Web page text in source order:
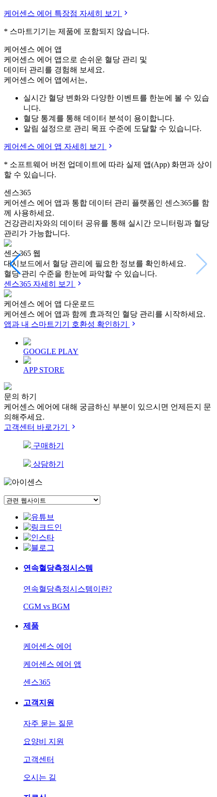
케어센스 에어 특장점 자세히 보기
* 스마트기기는 제품에 포함되지 않습니다.
케어센스 에어 앱
케어센스 에어 앱으로 손쉬운 혈당 관리 및
데이터 관리를 경험해 보세요.
케어센스 에어 앱에서는,
실시간 혈당 변화와 다양한 이벤트를 한눈에 볼 수 있습
니다.
혈당 통계를 통해 데이터 분석이 용이합니다.
알림 설정으로 관리 목표 수준에 도달할 수 있습니다.
케어센스 에어 앱 자세히 보기
* 소프트웨어 버전 업데이트에 따라 실제 앱(App) 화면과 상이
할 수 있습니다.
센스365
케어센스 에어 앱과 통합 데이터 관리 플랫폼인 센스365를 함
께 사용하세요.
건강관리자와의 데이터 공유를 통해 실시간 모니터링과 혈당
관리가 가능합니다.
센스365 웹
대시보드에서 혈당 관리에 필요한 정보를 확인하세요.
혈당 관리 수준을 한눈에 파악할 수 있습니다.
센스365 자세히 보기
케어센스 에어 앱 다운로드
케어센스 에어 앱과 함께 효과적인 혈당 관리를 시작하세요.
앱과 내 스마트기기 호환성 확인하기
GOOGLE PLAY
APP STORE
문의 하기
케어센스 에어에 대해 궁금하신 부분이 있으시면 언제든지 문
의해주세요.
고객센터 바로가기
구매하기
상담하기
연속혈당측정시스템
연속혈당측정시스템이란?
CGM vs BGM
제품
케어센스 에어
케어센스 에어 앱
센스365
고객지원
자주 묻는 질문
요양비 지원
고객센터
오시는 길